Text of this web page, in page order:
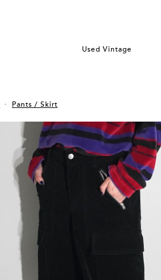
Used Vintage
Pants / Skirt